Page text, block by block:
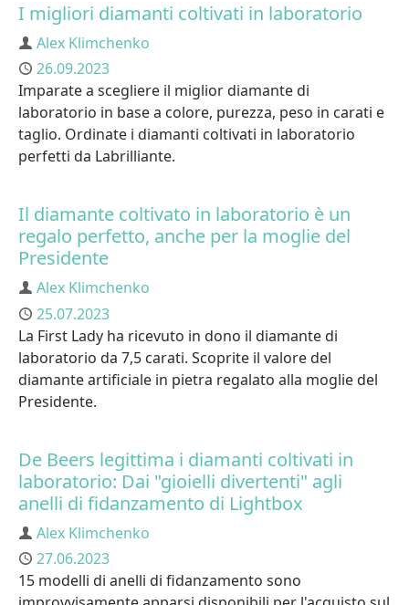
I migliori diamanti coltivati in laboratorio
Author
Alex Klimchenko
Published
26.09.2023
Imparate a scegliere il miglior diamante di
laboratorio in base a colore, purezza, peso in carati e
taglio. Ordinate i diamanti coltivati in laboratorio
perfetti da Labrilliante.
Il diamante coltivato in laboratorio è un
regalo perfetto, anche per la moglie del
Presidente
Author
Alex Klimchenko
Published
25.07.2023
La First Lady ha ricevuto in dono il diamante di
laboratorio da 7,5 carati. Scoprite il valore del
diamante artificiale in pietra regalato alla moglie del
Presidente.
De Beers legittima i diamanti coltivati in
laboratorio: Dai "gioielli divertenti" agli
anelli di fidanzamento di Lightbox
Author
Alex Klimchenko
Published
27.06.2023
15 modelli di anelli di fidanzamento sono